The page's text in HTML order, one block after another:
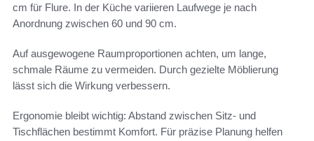
cm für Flure. In der Küche variieren Laufwege je nach
Anordnung zwischen 60 und 90 cm.
Auf ausgewogene Raumproportionen achten, um lange,
schmale Räume zu vermeiden. Durch gezielte Möblierung
lässt sich die Wirkung verbessern.
Ergonomie bleibt wichtig: Abstand zwischen Sitz- und
Tischflächen bestimmt Komfort. Für präzise Planung helfen